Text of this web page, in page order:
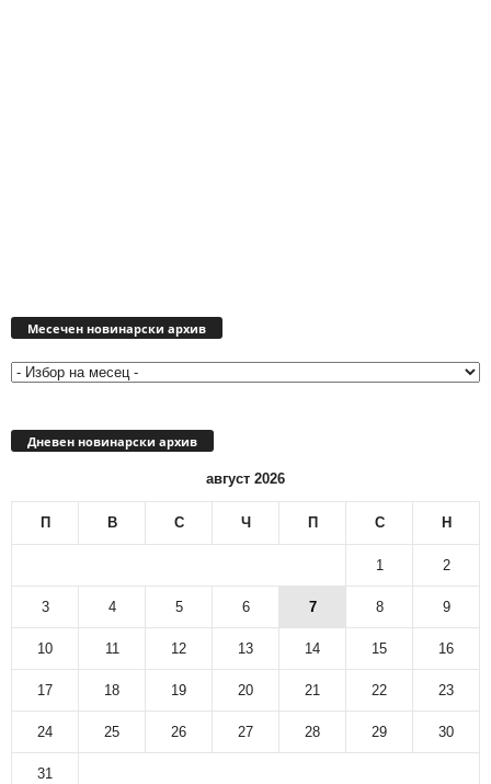
Месечен новинарски архив
Дневен новинарски архив
август 2026
П В С Ч П С Н
1 2
3 4 5 6 7 8 9
10 11 12 13 14 15 16
17 18 19 20 21 22 23
24 25 26 27 28 29 30
31